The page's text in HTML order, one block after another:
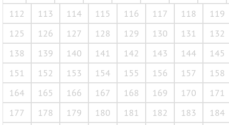
112
113 114 115 116 117 118
119
125
126 127 128 129 130 131
132
138
139 140 141 142 143 144
145
151
152 153 154 155 156 157
158
164
165 166 167 168 169 170
171
177
178 179 180 181 182 183
184